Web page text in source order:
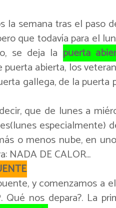
la semana tras el paso
que todavía para el
se deja la puerta
puerta abierta, los
gallega, de la puerta
que de lunes a
especialmente)
o menos nube, en
NADA DE CALOR...
y comenzamos a
Qué nos depara?. La